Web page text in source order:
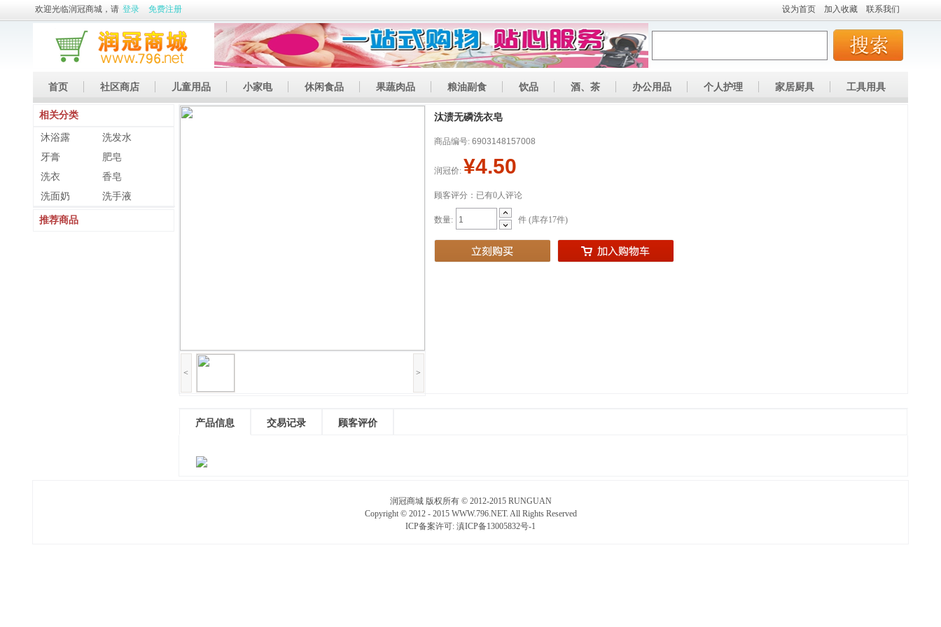
欢迎光临润冠商城，请 登录 免费注册 设为首页 加入收藏 联系我们
首页 社区商店 儿童用品 小家电 休闲食品 果蔬肉品 粮油副食 饮品 酒、茶 办公用品 个人护理 家居厨具 工具用具
休闲娱乐 土特产
相关分类
沐浴露
洗发水
牙膏
肥皂
洗衣
香皂
洗面奶
洗手液
推荐商品
< >
汰渍无磷洗衣皂
商品编号: 6903148157008
润冠价: ¥4.50
顾客评分：已有0人评论
数量: 件 (库存17件)
产品信息 交易记录 顾客评价
润冠商城 版权所有 © 2012-2015 RUNGUAN
Copyright © 2012 - 2015 WWW.796.NET. All Rights Reserved
ICP备案许可: 滇ICP备13005832号-1